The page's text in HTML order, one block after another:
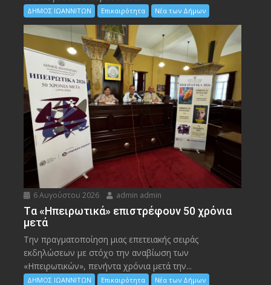
ΔΗΜΟΣ ΙΩΑΝΝΙΤΩΝ Επικαιρότητα Νέα των Δήμων
6 Αυγούστου 2026 admin admin
Tα «Ηπειρωτικά» επιστρέφουν 50 χρόνια
μετά
Την πραγματοποίηση μιας επετειακής σειράς
εκδηλώσεων με στόχο την αναβίωση των
«Ηπειρωτικών», πενήντα χρόνια μετά την...
ΔΗΜΟΣ ΙΩΑΝΝΙΤΩΝ Επικαιρότητα
Νέα των Δήμων